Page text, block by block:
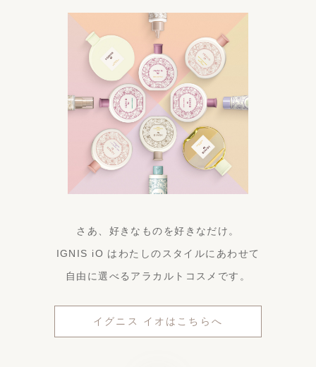
さあ、好きなものを好きなだけ。
IGNIS iO はわたしのスタイルにあわせて
自由に選べるアラカルトコスメです。
イグニス イオはこちらへ